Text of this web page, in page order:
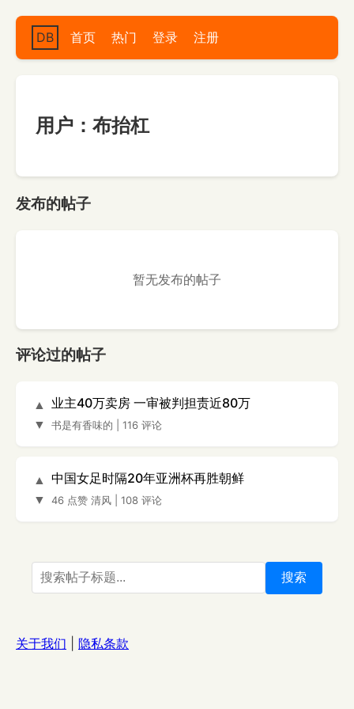
DB 首页 热门 登录 注册
用户：布抬杠
发布的帖子
暂无发布的帖子
评论过的帖子
▲
▼
业主40万卖房 一审被判担责近80万
书是有香味的 116 评论
▲
▼
中国女足时隔20年亚洲杯再胜朝鲜
46 点赞 清风 108 评论
搜索
关于我们 隐私条款